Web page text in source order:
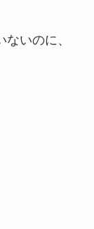
いのに、